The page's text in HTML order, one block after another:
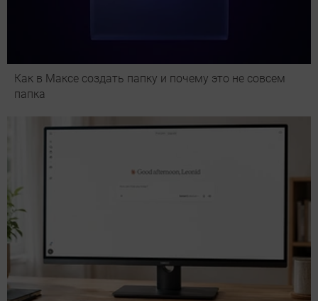
Как в Максе создать папку и почему это не совсем
папка